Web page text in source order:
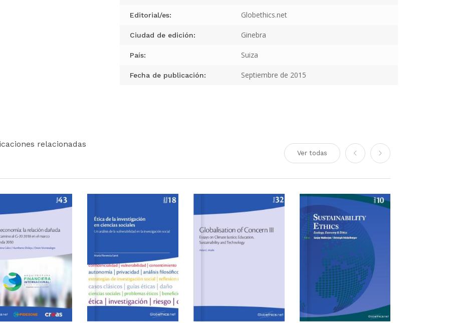
Editorial/es: Globethics.net
Ciudad de edición: Ginebra
País: Suiza
Fecha de publicación: Septiembre de 2015
relacionadas
Ver todas